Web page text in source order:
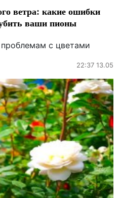
ветра: какие ошибки
ваши пионы
с цветами
22:37 13.05